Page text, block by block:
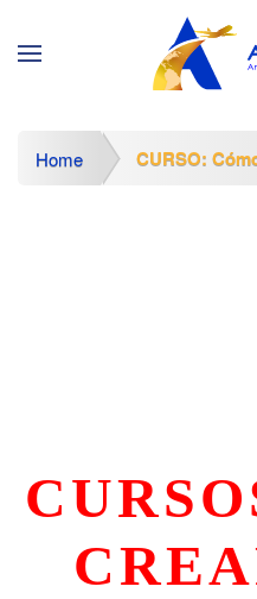
Home CURSO: